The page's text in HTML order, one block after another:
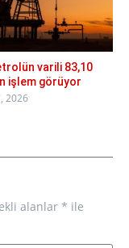
varili 83,10
işlem görüyor
2026
alanlar * ile